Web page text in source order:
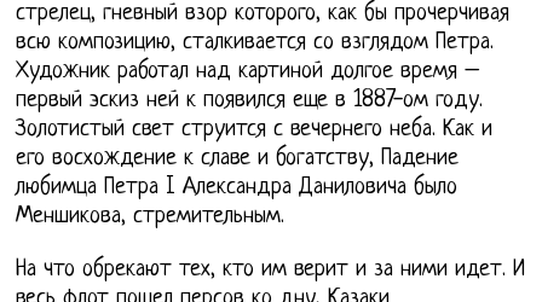
стрелец, гневный взор которого, как бы прочерчивая
всю композицию, сталкивается со взглядом Петра.
Художник работал над картиной долгое время –
первый эскиз ней к появился еще в 1887-ом году.
Золотистый свет струится с вечернего неба. Как и
его восхождение к славе и богатству, Падение
любимца Петра I Александра Даниловича было
Меншикова, стремительным.
На что обрекают тех, кто им верит и за ними идет. И